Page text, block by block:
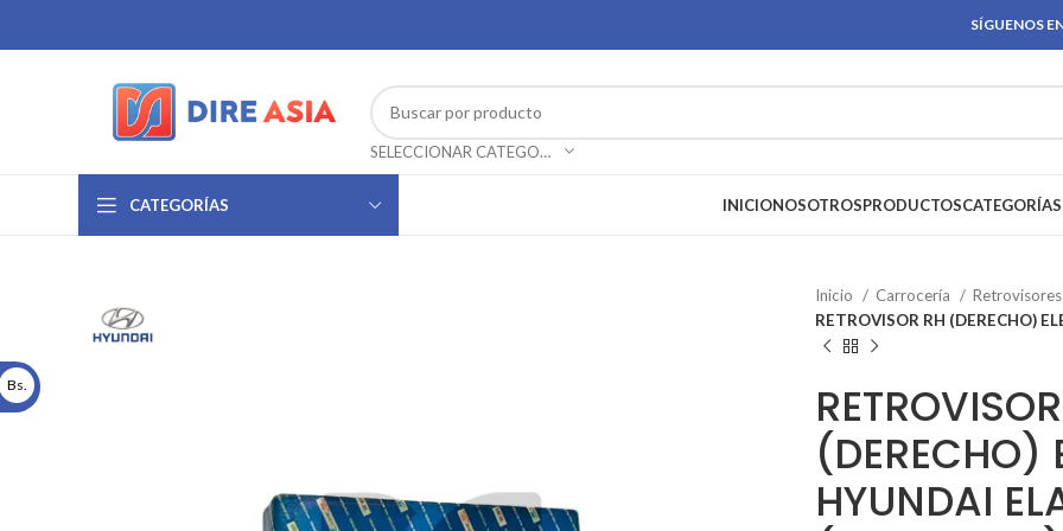
SÍGUENOS
SELECCIONAR CATEGORÍA
CATEGORÍAS INICIONOSOTROSPRODUCTOSCATEGORÍAS
Inicio Carrocería
RETROVISOR RH (DERECHO)
(DERECHO)
HYUNDAI
Bs.